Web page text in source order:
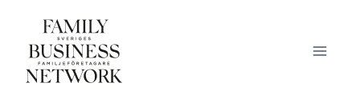
content